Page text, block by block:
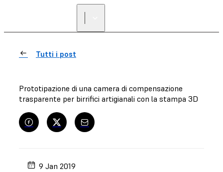
Tutti i post
Prototipazione di una camera di compensazione
trasparente per birrifici artigianali con la stampa 3D
9 Jan 2019